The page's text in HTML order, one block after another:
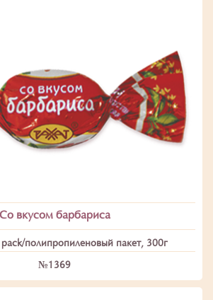
Со вкусом барбариса
полипропиленовый пакет, 300г
№1369